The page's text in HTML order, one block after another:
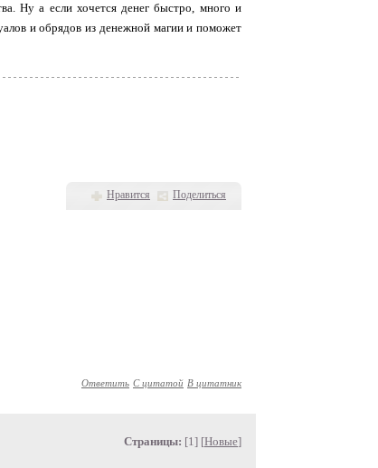
Ну а если хочется денег быстро, много и
и обрядов из денежной магии и поможет
Нравится Поделиться
Ответить С цитатой В цитатник
Страницы: [1] [Новые]